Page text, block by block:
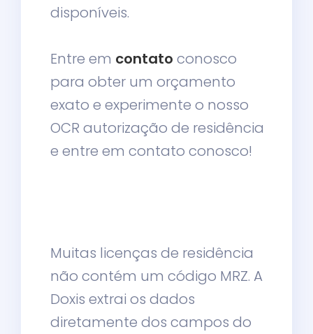
disponíveis.
Entre em contato conosco
para obter um orçamento
exato e experimente o nosso
OCR autorização de residência
e entre em contato conosco!
Muitas licenças de residência
não contém um código MRZ. A
Doxis extrai os dados
diretamente dos campos do